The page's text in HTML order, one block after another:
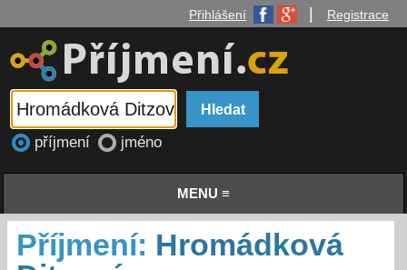
Přihlášení Registrace
příjmení jméno
MENU ≡
Příjmení: Hromádková